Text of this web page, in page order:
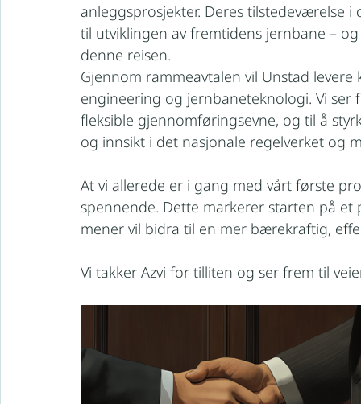
anleggsprosjekter. Deres tilstedeværelse
til utviklingen av fremtidens jernbane –
denne reisen.
Gjennom rammeavtalen vil Unstad
engineering og jernbaneteknologi. Vi
fleksible gjennomføringsevne, og til å
og innsikt i det nasjonale regelverket og
At vi allerede er i gang med vårt første
spennende. Dette markerer starten på
mener vil bidra til en mer bærekraftig,
Vi takker Azvi for tilliten og ser frem til